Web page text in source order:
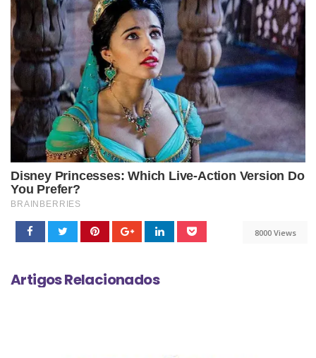
8000 Views
Artigos Relacionados